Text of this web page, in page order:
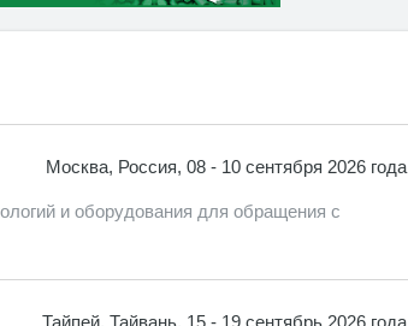
Москва, Россия, 08 - 10 сентября 2026 года
и оборудования для обращения с
Тайпей, Тайвань, 15 - 19 сентябрь 2026 года